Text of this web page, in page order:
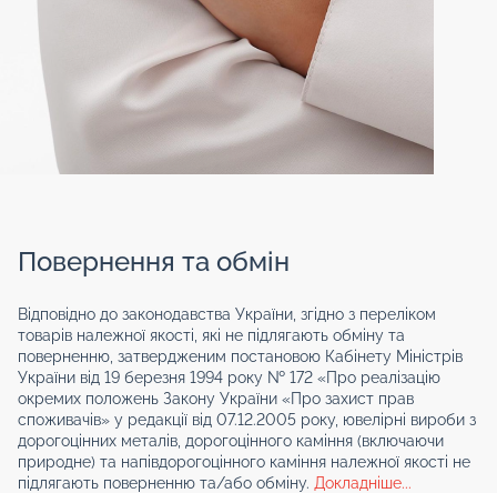
Повернення та обмін
Відповідно до законодавства України, згідно з переліком
товарів належної якості, які не підлягають обміну та
поверненню, затвердженим постановою Кабінету Міністрів
України від 19 березня 1994 року № 172 «Про реалізацію
окремих положень Закону України «Про захист прав
споживачів» у редакції від 07.12.2005 року, ювелірні вироби з
дорогоцінних металів, дорогоцінного каміння (включаючи
природне) та напівдорогоцінного каміння належної якості не
підлягають поверненню та/або обміну. Докладніше...